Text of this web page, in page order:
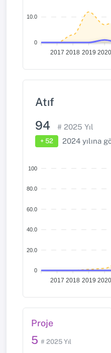
10.0
0
2017 2018 2019 2020
Atıf
94 # 2025 Yıl
+ 52 2024 yılına
100
80.0
60.0
40.0
20.0
0
2017 2018 2019 2020
Proje
5 # 2025 Yıl